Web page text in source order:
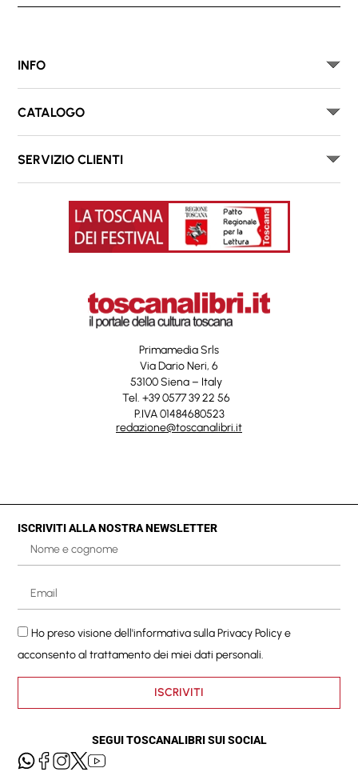
INFO
CATALOGO
SERVIZIO CLIENTI
Primamedia Srls
Via Dario Neri, 6
53100 Siena – Italy
Tel. +39 0577 39 22 56
P.IVA 01484680523
redazione@toscanalibri.it
ISCRIVITI ALLA NOSTRA NEWSLETTER
Ho preso visione dell'informativa sullaPrivacy Policye
acconsento al trattamento dei miei dati personali.
ISCRIVITI
SEGUI TOSCANALIBRI SUI SOCIAL